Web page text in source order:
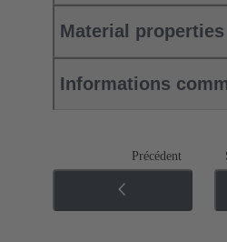
Material properties
Informations
Précédent